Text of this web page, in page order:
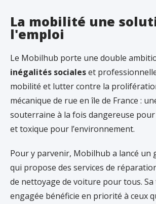
La mobilité une
l'emploi
Le Mobilhub porte une double
inégalités socialeset
mobilité et lutter contre la
mécanique de rue en île de France :
souterraine à la fois dangereuse
et toxique pour l’environnement.
Pour y parvenir, Mobilhub a lancé un
qui propose des services de
de nettoyage de voiture pour tous.
engagée bénéficie en priorité à ceux